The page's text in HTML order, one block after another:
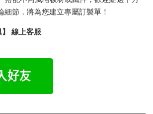
細節，將為您建立專屬訂製單！
】 線上客服